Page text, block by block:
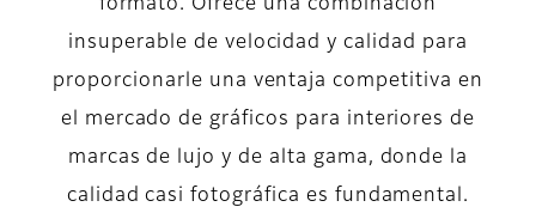
formato. Ofrece una combinación
insuperable de velocidad y calidad para
proporcionarle una ventaja competitiva en
el mercado de gráficos para interiores de
marcas de lujo y de alta gama, donde la
calidad casi fotográfica es fundamental.